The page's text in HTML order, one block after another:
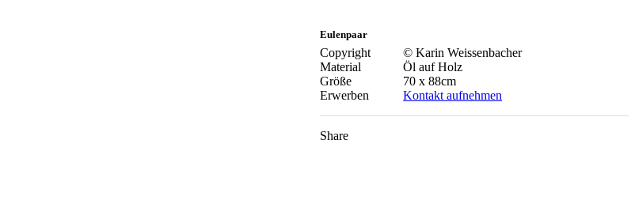
Eulenpaar
Copyright
© Karin Weissenbacher
Material
Öl auf Holz
Größe
70 x 88cm
Erwerben
Kontakt aufnehmen
Share